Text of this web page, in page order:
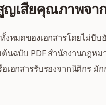
ญเสียคุณภาพจา
หมดของเอกสารโดยไม่บีบ
นฉบับ PDF สำนักงานกฎห
เอกสารรับรองจากนิติกร มั